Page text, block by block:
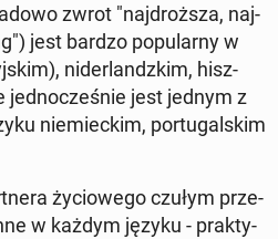
zwrot "naj­droż­sza, naj­
jest bardzo po­pu­lar­ny w
ni­der­landz­kim, hisz­
jed­no­cze­śnie jest jednym z
nie­miec­kim, por­tu­gal­skim
ży­cio­we­go czułym prze­
w każdym języku - prak­ty­